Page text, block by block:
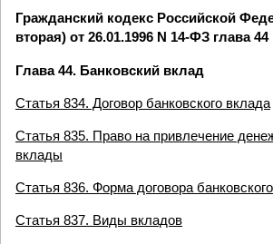
Гражданский кодекс Российской
вторая) от 26.01.1996 N 14-ФЗ глава 44
Глава 44. Банковский вклад
Статья 834. Договор банковского вклада
Статья 835. Право на привлечение
вклады
Статья 836. Форма договора
Статья 837. Виды вкладов